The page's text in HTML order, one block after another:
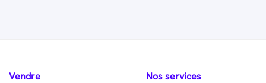
Vendre
Nos services